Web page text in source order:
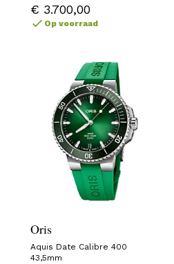
€ 3.700,00
Op voorraad
Oris
Aquis Date Calibre 400
43,5mm